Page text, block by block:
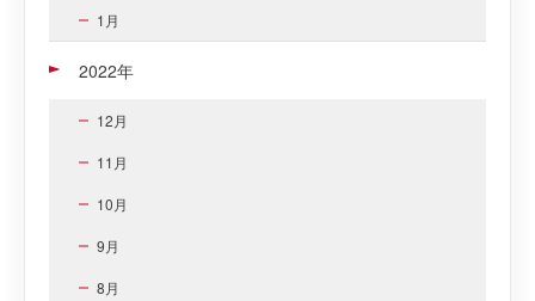
1月
2022年
12月
11月
10月
9月
8月